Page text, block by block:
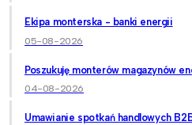
Ekipa monterska - banki energii
05-08-2026
Poszukuję monterów magazynów
04-08-2026
Umawianie spotkań handlowych